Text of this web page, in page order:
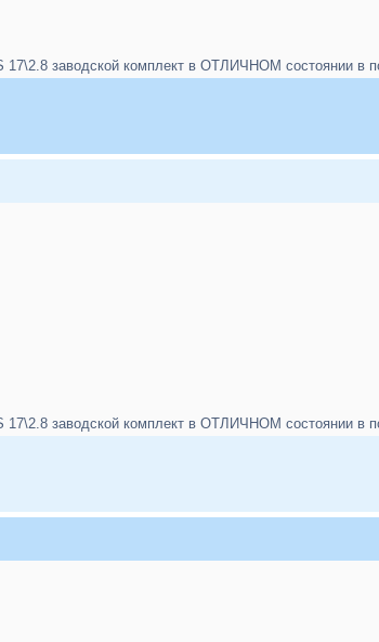
17\2.8 заводской комплект в ОТЛИЧНОМ состоянии в
17\2.8 заводской комплект в ОТЛИЧНОМ состоянии в